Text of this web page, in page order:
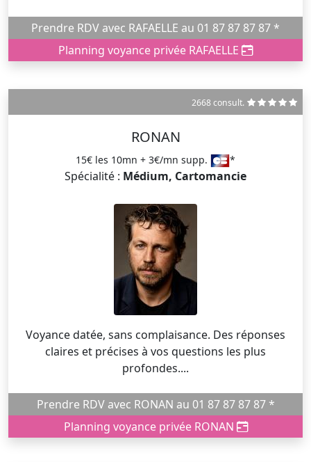
Prendre RDV avec RAFAELLE au 01 87 87 87 87 *
Planning voyance privée RAFAELLE
2668 consult.
RONAN
15€ les 10mn + 3€/mn supp. *
Spécialité : Médium, Cartomancie
Voyance datée, sans complaisance. Des réponses
claires et précises à vos questions les plus
profondes....
Prendre RDV avec RONAN au 01 87 87 87 87 *
Planning voyance privée RONAN